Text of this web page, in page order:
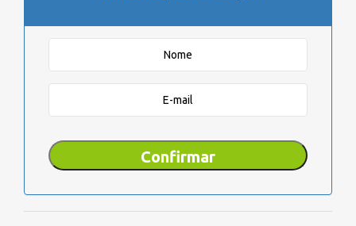
Confirmar